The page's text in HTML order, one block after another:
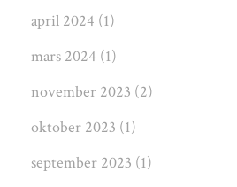
april 2024 (1)
mars 2024 (1)
november 2023 (2)
oktober 2023 (1)
september 2023 (1)